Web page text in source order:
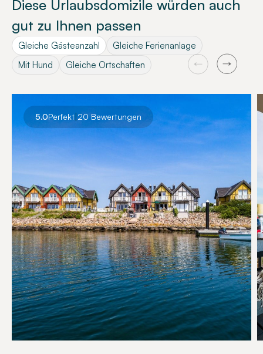
Diese Urlaubsdomizile würden auch
gut zu Ihnen passen
Gleiche Gästeanzahl
Gleiche Ferienanlage
Mit Hund
Gleiche Ortschaften
5.0Perfekt|20 Bewertungen